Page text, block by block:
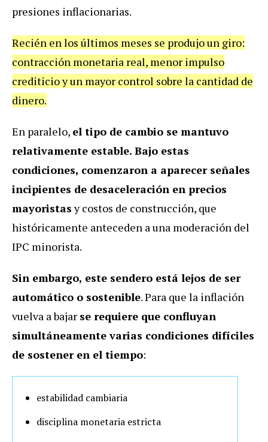
presiones inflacionarias.
Recién en los últimos meses se produjo un giro:
contracción monetaria real, menor impulso
crediticio y un mayor control sobre la cantidad de
dinero.
En paralelo, el tipo de cambio se mantuvo
relativamente estable. Bajo estas
condiciones, comenzaron a aparecer señales
incipientes de desaceleración en precios
mayoristasy costos de construcción, que
históricamente anteceden a una moderación del
IPC minorista.
Sin embargo, este sendero está lejos de ser
automático o sostenible. Para que la inflación
vuelva a bajar se requiere que confluyan
simultáneamente varias condiciones difíciles
de sostener en el tiempo:
estabilidad cambiaria
disciplina monetaria estricta